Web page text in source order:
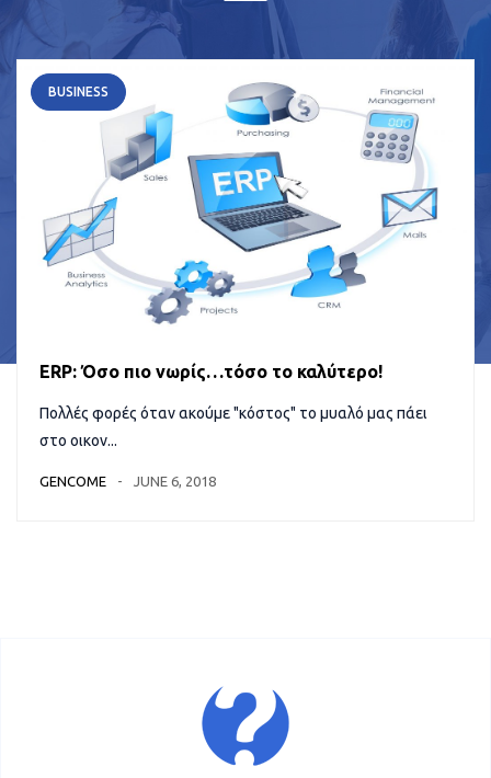
BUSINESS
ERP: Όσο πιο νωρίς…τόσο το καλύτερο!
Πολλές φορές όταν ακούμε "κόστος" το μυαλό μας πάει
στο οικον...
GENCOME JUNE 6, 2018